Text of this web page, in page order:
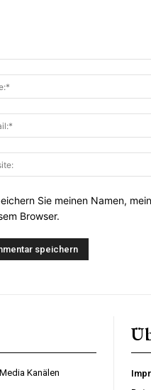
Sie meinen Namen,
Browser.
Kanälen